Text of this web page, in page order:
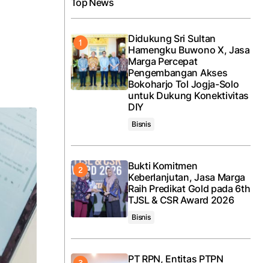
Top News
Didukung Sri Sultan
Hamengku Buwono X, Jasa
Marga Percepat
Pengembangan Akses
Bokoharjo Tol Jogja-Solo
untuk Dukung Konektivitas
DIY
Bisnis
Bukti Komitmen
Keberlanjutan, Jasa Marga
Raih Predikat Gold pada 6th
TJSL & CSR Award 2026
Bisnis
PT RPN, Entitas PTPN